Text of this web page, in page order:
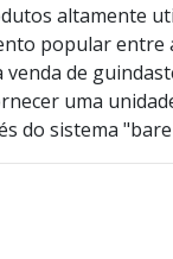
altamente
popular entre
de
uma
do sistema "bare